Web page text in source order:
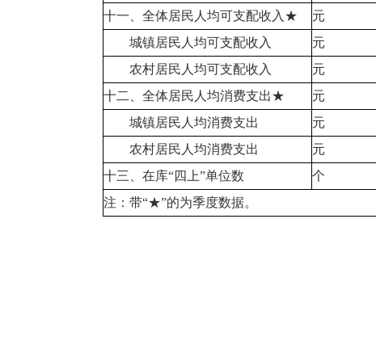
十一、全体居民人均可支配收入★
元
城镇居民人均可支配收入
元
农村居民人均可支配收入
元
十二、全体居民人均消费支出★
元
城镇居民人均消费支出
元
农村居民人均消费支出
元
十三、在库“四上”单位数
个
注：带“★”的为季度数据。